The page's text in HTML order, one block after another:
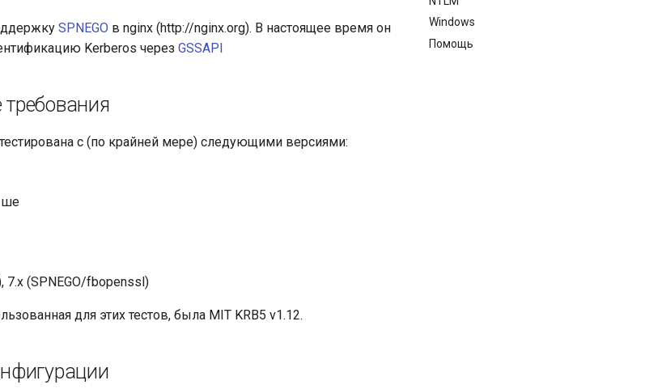
Windows
Помощь
SPNEGO в nginx (http://nginx.org). В настоящее время он
Kerberos через GSSAPI
с (по крайней мере) следующими версиями:
7.x (SPNEGO/fbopenssl)
для этих тестов, была MIT KRB5 v1.12.